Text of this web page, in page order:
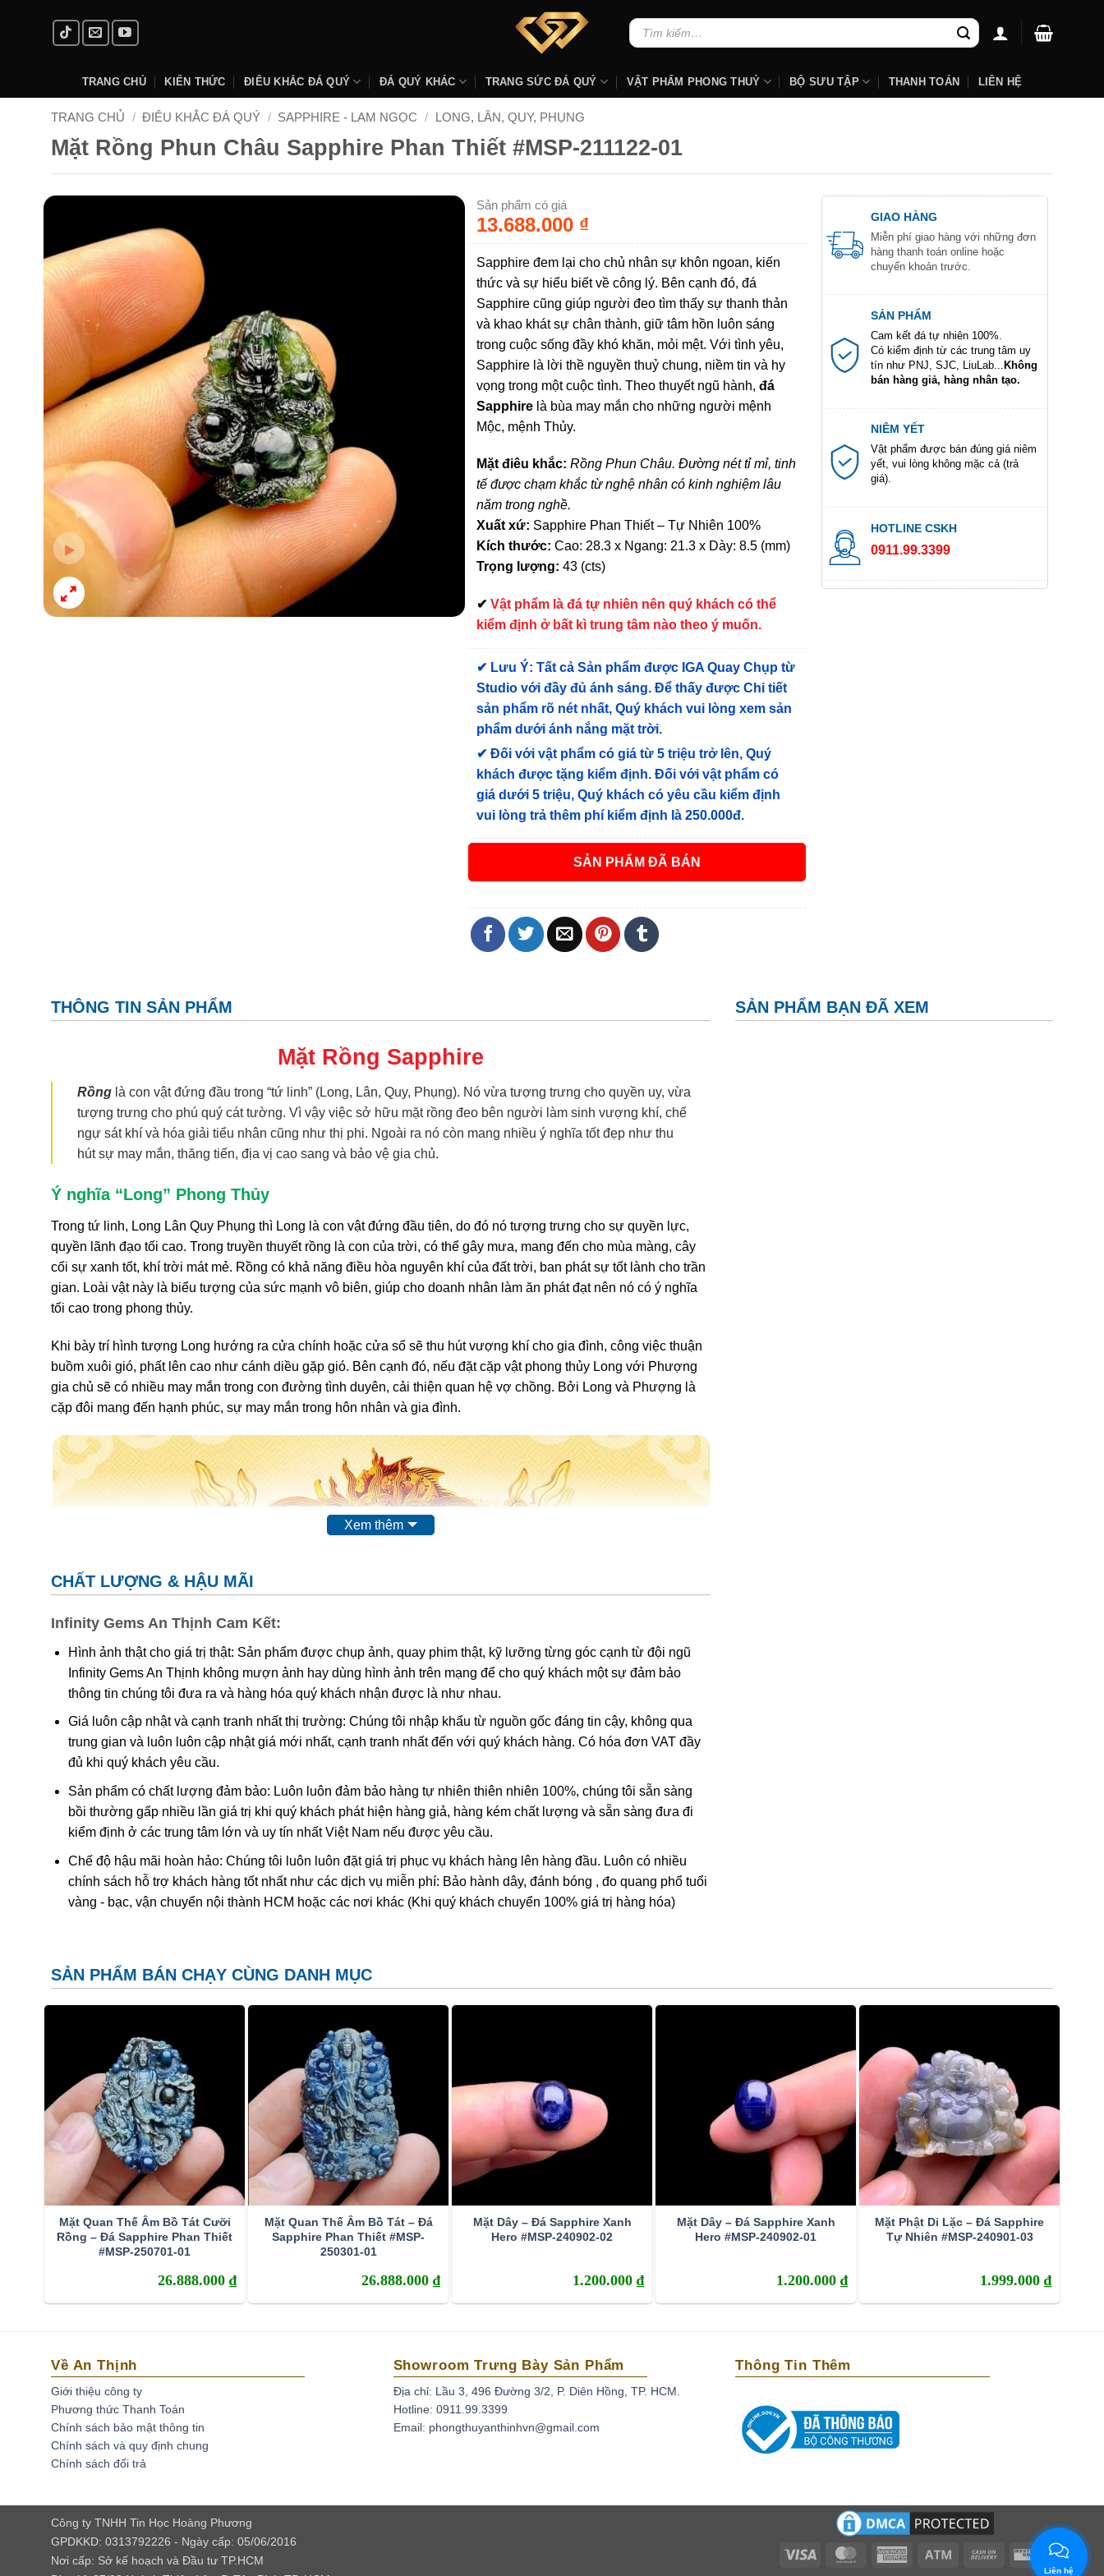
Tìm
kiếm:
TRANG CHỦ KIẾN THỨC ĐIÊU KHẮC ĐÁ QUÝ ĐÁ QUÝ KHÁC TRANG SỨC ĐÁ QUÝ VẬT PHẨM PHONG THUỶ BỘ SƯU TẬP THANH TOÁN LIÊN HỆ
TRANG CHỦ / ĐIÊU KHẮC ĐÁ QUÝ / SAPPHIRE - LAM NGỌC / LONG, LÂN, QUY, PHỤNG
Mặt Rồng Phun Châu Sapphire Phan Thiết #MSP-211122-01
Sản phẩm có giá
13.688.000 ₫
Sapphire đem lại cho chủ nhân sự khôn ngoan, kiến
thức và sự hiểu biết về công lý. Bên cạnh đó, đá
Sapphire cũng giúp người đeo tìm thấy sự thanh thản
và khao khát sự chân thành, giữ tâm hồn luôn sáng
trong cuộc sống đầy khó khăn, mỏi mệt. Với tình yêu,
Sapphire là lời thề nguyền thuỷ chung, niềm tin và hy
vọng trong một cuộc tình. Theo thuyết ngũ hành,đá
Sapphire là bùa may mắn cho những người mệnh
Mộc, mệnh Thủy.
Mặt điêu khắc:Rồng Phun Châu. Đường nét tỉ mỉ, tinh
tế được chạm khắc từ nghệ nhân có kinh nghiệm lâu
năm trong nghề.
Xuất xứ: Sapphire Phan Thiết – Tự Nhiên 100%
Kích thước: Cao: 28.3 x Ngang: 21.3 x Dày: 8.5 (mm)
Trọng lượng: 43 (cts)
✔Vật phẩm là đá tự nhiên nên quý khách có thể
kiểm định ở bất kì trung tâm nào theo ý muốn.
✔ Lưu Ý: Tất cả Sản phẩm được IGA Quay Chụp từ
Studio với đầy đủ ánh sáng. Để thấy được Chi tiết
sản phẩm rõ nét nhất, Quý khách vui lòng xem sản
phẩm dưới ánh nắng mặt trời.
✔Đối với vật phẩm có giá từ 5 triệu trở lên, Quý
khách được tặng kiểm định. Đối với vật phẩm có
giá dưới 5 triệu, Quý khách có yêu cầu kiểm định
vui lòng trả thêm phí kiểm định là 250.000đ.
ĐÃ BÁN
GIAO HÀNG
Miễn phí giao hàng với những đơn
hàng thanh toán online hoặc
chuyển khoản trước.
SẢN PHẨM
Cam kết đá tự nhiên 100%.
Có kiểm định từ các trung tâm uy
tín như PNJ, SJC, LiuLab...
Không
bán hàng giả, hàng nhân tạo.
NIÊM YẾT
Vật phẩm được bán đúng giá niêm
yết, vui lòng không mặc cả (trả
giá).
HOTLINE CSKH
0911.99.3399
THÔNG TIN SẢN PHẨM
Mặt Rồng Sapphire
Rồng là con vật đứng đầu trong “tứ linh” (Long, Lân, Quy, Phụng). Nó vừa tượng trưng cho quyền uy, vừa
tượng trưng cho phú quý cát tường. Vì vậy việc sở hữu mặt rồng đeo bên người làm sinh vượng khí, chế
ngự sát khí và hóa giải tiểu nhân cũng như thị phi. Ngoài ra nó còn mang nhiều ý nghĩa tốt đẹp như thu
hút sự may mắn, thăng tiến, địa vị cao sang và bảo vệ gia chủ.
Ý nghĩa “Long” Phong Thủy
Trong tứ linh, Long Lân Quy Phụng thì Long là con vật đứng đầu tiên, do đó nó tượng trưng cho sự quyền lực,
quyền lãnh đạo tối cao. Trong truyền thuyết rồng là con của trời, có thể gây mưa, mang đến cho mùa màng, cây
cối sự xanh tốt, khí trời mát mẻ. Rồng có khả năng điều hòa nguyên khí của đất trời, ban phát sự tốt lành cho trần
gian. Loài vật này là biểu tượng của sức mạnh vô biên, giúp cho doanh nhân làm ăn phát đạt nên nó có ý nghĩa
tối cao trong phong thủy.
Khi bày trí hình tượng Long hướng ra cửa chính hoặc cửa sổ sẽ thu hút vượng khí cho gia đình, công việc thuận
buồm xuôi gió, phất lên cao như cánh diều gặp gió. Bên cạnh đó, nếu đặt cặp vật phong thủy Long với Phượng
gia chủ sẽ có nhiều may mắn trong con đường tình duyên, cải thiện quan hệ vợ chồng. Bởi Long và Phượng là
cặp đôi mang đến hạnh phúc, sự may mắn trong hôn nhân và gia đình.
Tác dụng “Long” trong phong thủy
Long là con vật có mình dài, thân có nhiều vảy, trên đầu có sừng như sừng hươu, chân có móng vuốt, có thể tự
Thanh Long nếu được đặt ở hướng Bạch Hổ sẽ gây ra sự xung đột, dẫn đến phong thủy xấu. Nếu Thanh Long
mà đặt ở Thanh Long sẽ loại bỏ những kẻ tiểu nhân, củng cố quyền lực. Loài vật phong thủy này rất thích hợp
với những người làm trong lĩnh vực chính trị, kinh doanh.
Sapphire là gì? Ý Nghĩa và Các Dụng của Sapphire
Sapphirecòn được con người gọi bằng một cái tên thân mật khác là đá Lam Ngọc. Chúng được hình
thành dưới điều kiện áp suất và nhiệt độ cao trong lòng đất, có thành phần chính là corundum (một dạng
đặc biệt của Oxit nhôm – Al203). Khi kết tinh, do hàm lượng các tạp chất khác nhau nên đá Sapphire sở
hữu rất nhiều sắc màu. Corundum màu đỏ thì con người vẫn quen gọi chúng là Ruby (hồng ngọc) còn các
corundum màu khác thì được gọi chung là Sapphire.
Xem thêm
CHẤT LƯỢNG & HẬU MÃI
Infinity Gems An Thịnh Cam Kết:
Hình ảnh thật cho giá trị thật: Sản phẩm được chụp ảnh, quay phim thật, kỹ lưỡng từng góc cạnh từ đội ngũ
Infinity Gems An Thịnh không mượn ảnh hay dùng hình ảnh trên mạng để cho quý khách một sự đảm bảo
thông tin chúng tôi đưa ra và hàng hóa quý khách nhận được là như nhau.
Giá luôn cập nhật và cạnh tranh nhất thị trường: Chúng tôi nhập khẩu từ nguồn gốc đáng tin cậy, không qua
trung gian và luôn luôn cập nhật giá mới nhất, cạnh tranh nhất đến với quý khách hàng. Có hóa đơn VAT đầy
đủ khi quý khách yêu cầu.
Sản phẩm có chất lượng đảm bảo: Luôn luôn đảm bảo hàng tự nhiên thiên nhiên 100%, chúng tôi sẵn sàng
bồi thường gấp nhiều lần giá trị khi quý khách phát hiện hàng giả, hàng kém chất lượng và sẵn sàng đưa đi
kiểm định ở các trung tâm lớn và uy tín nhất Việt Nam nếu được yêu cầu.
Chế độ hậu mãi hoàn hảo: Chúng tôi luôn luôn đặt giá trị phục vụ khách hàng lên hàng đầu. Luôn có nhiều
chính sách hỗ trợ khách hàng tốt nhất như các dịch vụ miễn phí: Bảo hành dây, đánh bóng , đo quang phổ tuổi
vàng - bạc, vận chuyển nội thành HCM hoặc các nơi khác (Khi quý khách chuyển 100% giá trị hàng hóa)
SẢN PHẨM BẠN ĐÃ XEM
SẢN PHẨM BÁN CHẠY CÙNG DANH MỤC
Mặt Quan Thế Âm Bồ Tát Cưỡi
Rồng – Đá Sapphire Phan Thiết
#MSP-250701-01
26.888.000 ₫
Mặt Quan Thế Âm Bồ Tát – Đá
Sapphire Phan Thiết #MSP-
250301-01
26.888.000 ₫
Mặt Dây – Đá Sapphire Xanh
Hero #MSP-240902-02
1.200.000 ₫
Mặt Dây – Đá Sapphire Xanh
Hero #MSP-240902-01
1.200.000 ₫
Mặt Phật Di Lặc – Đá Sapphire
Tự Nhiên #MSP-240901-03
1.999.000 ₫
Về An Thịnh
Giới thiệu công ty
Phương thức Thanh Toán
Chính sách bảo mật thông tin
Chính sách và quy định chung
Chính sách đổi trả
Showroom Trưng Bày Sản Phẩm
Địa chỉ: Lầu 3, 496 Đường 3/2, P. Diên Hồng, TP. HCM.
Hotline: 0911.99.3399
Email: phongthuyanthinhvn@gmail.com
Thông Tin Thêm
Visa MasterCardAmerican
Atm
Cash
Western
Union
Công ty TNHH Tin Học Hoàng Phương
GPDKKD: 0313792226 - Ngày cấp: 05/06/2016
Nơi cấp: Sở kế hoạch và Đầu tư TP.HCM
Liên hệ